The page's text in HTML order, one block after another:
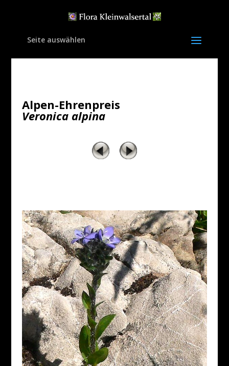
Seite auswählen
Alpen-Ehrenpreis
Veronica alpina